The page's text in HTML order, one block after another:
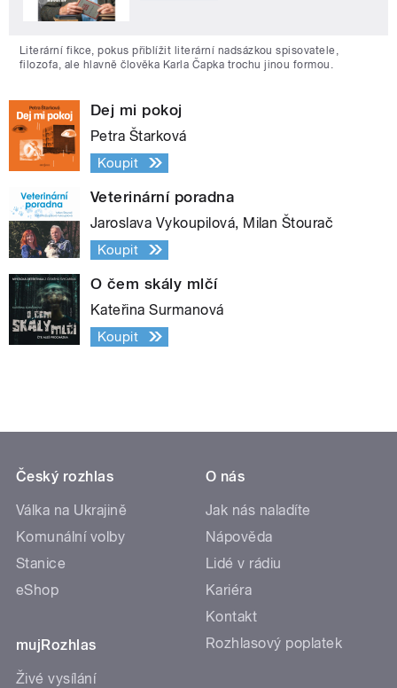
Literární fikce, pokus přiblížit literární nadsázkou spisovatele,
filozofa, ale hlavně člověka Karla Čapka trochu jinou formou.
Dej mi pokoj
Petra Štarková
Koupit
Veterinární poradna
Jaroslava Vykoupilová, Milan Štourač
Koupit
O čem skály mlčí
Kateřina Surmanová
Koupit
Český rozhlas
Válka na Ukrajině
Komunální volby
Stanice
eShop
mujRozhlas
Živé vysílání
O nás
Jak nás naladíte
Nápověda
Lidé v rádiu
Kariéra
Kontakt
Rozhlasový poplatek